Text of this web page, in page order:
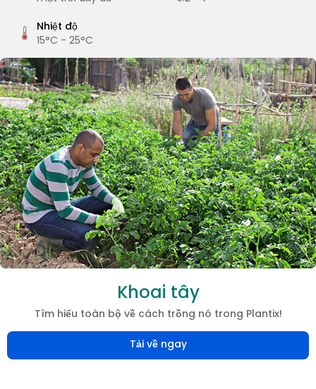
Nhiệt độ
15°C - 25°C
Khoai tây
Tìm hiểu toàn bộ về cách trồng nó trong Plantix!
Tải về ngay